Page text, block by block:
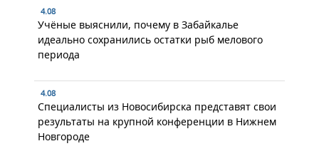
4.08
Учёные выяснили, почему в Забайкалье
идеально сохранились остатки рыб мелового
периода
4.08
Специалисты из Новосибирска представят свои
результаты на крупной конференции в Нижнем
Новгороде